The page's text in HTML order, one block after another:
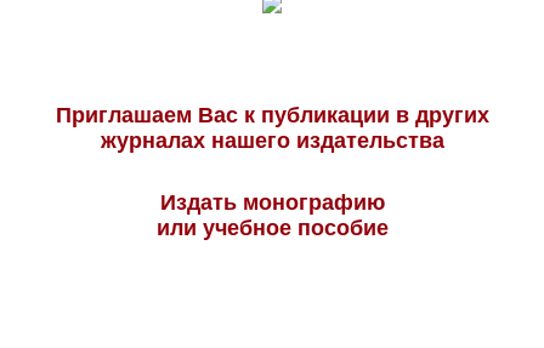
Приглашаем Вас к публикации в других
журналах нашего издательства
Издать монографию
или учебное пособие